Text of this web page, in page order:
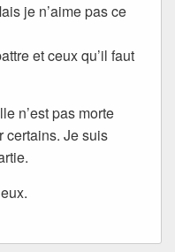
je n’aime pas ce
et ceux qu’il faut
n’est pas morte
certains. Je suis